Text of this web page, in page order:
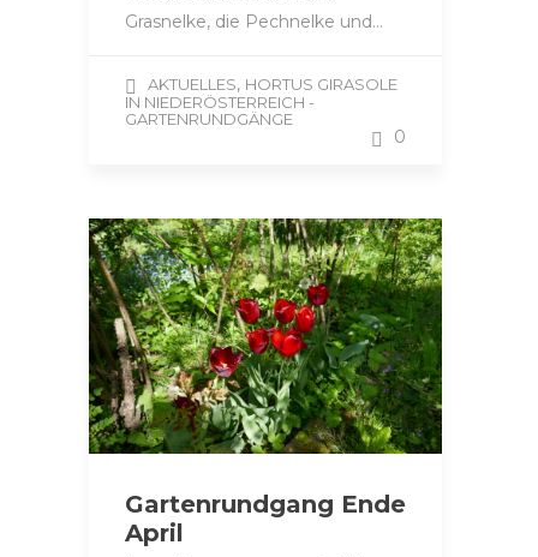
Grasnelke, die Pechnelke und…
AKTUELLES, HORTUS GIRASOLE
IN NIEDERÖSTERREICH -
GARTENRUNDGÄNGE
0
Gartenrundgang Ende
April